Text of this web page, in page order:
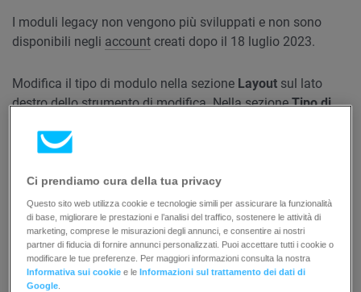
I moduli legacy non vengono più sviluppati e non sono
disponibili negli account creati dopo il 18 luglio 2023.
Modifica il tipo di modulo nella sezione Layout sul lato
destro dello strumento di modifica. Nella sezioneTipo di
impostare lo sfondo in modo che sia trasparente
o scurire la pagina per far risaltare il modulo.
Il modulo di scorrimentosi apre sul sito Web
mentre il visitatore scorre.
Ci prendiamo cura della tua privacy
Questo sito web utilizza cookie e tecnologie simili per assicurare la funzionalità
di base, migliorare le prestazioni e l’analisi del traffico, sostenere le attività di
marketing, comprese le misurazioni degli annunci, e consentire ai nostri
partner di fiducia di fornire annunci personalizzati. Puoi accettare tutti i cookie o
modificare le tue preferenze. Per maggiori informazioni consulta la nostra
Informativa sui cookie e leInformazioni sul trattamento dei dati di
Google